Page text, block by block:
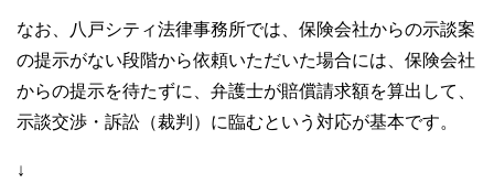
なお、八戸シティ法律事務所では、保険会社からの示談案
の提示がない段階から依頼いただいた場合には、保険会社
からの提示を待たずに、弁護士が賠償請求額を算出して、
示談交渉・訴訟（裁判）に臨むという対応が基本です。
↓